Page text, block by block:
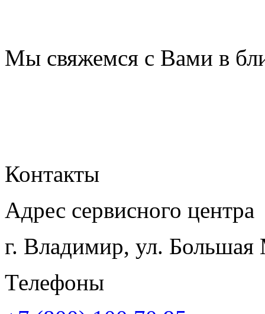
Мы свяжемся с Вами в
Контакты
Адрес сервисного центра
г. Владимир, ул. Большая
Телефоны